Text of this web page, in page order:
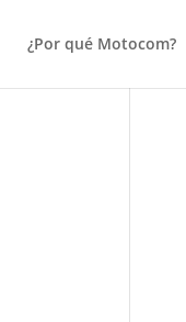
¿Por qué Motocom?